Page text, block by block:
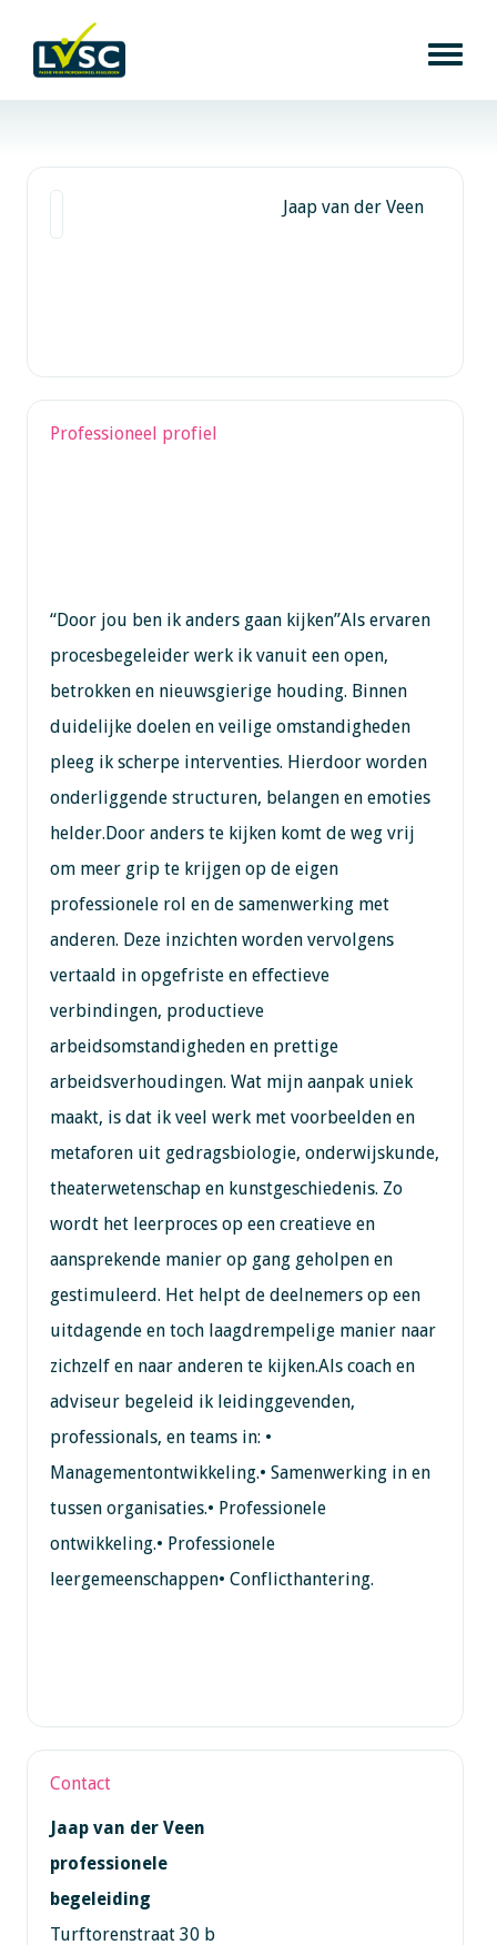
Jaap van der Veen
Professioneel profiel
“Door jou ben ik anders gaan kijken”Als ervaren
procesbegeleider werk ik vanuit een open,
betrokken en nieuwsgierige houding. Binnen
duidelijke doelen en veilige omstandigheden
pleeg ik scherpe interventies. Hierdoor worden
onderliggende structuren, belangen en emoties
helder.Door anders te kijken komt de weg vrij
om meer grip te krijgen op de eigen
professionele rol en de samenwerking met
anderen. Deze inzichten worden vervolgens
vertaald in opgefriste en effectieve
verbindingen, productieve
arbeidsomstandigheden en prettige
arbeidsverhoudingen. Wat mijn aanpak uniek
maakt, is dat ik veel werk met voorbeelden en
metaforen uit gedragsbiologie, onderwijskunde,
theaterwetenschap en kunstgeschiedenis. Zo
wordt het leerproces op een creatieve en
aansprekende manier op gang geholpen en
gestimuleerd. Het helpt de deelnemers op een
uitdagende en toch laagdrempelige manier naar
zichzelf en naar anderen te kijken.Als coach en
adviseur begeleid ik leidinggevenden,
professionals, en teams in: •
Managementontwikkeling.• Samenwerking in en
tussen organisaties.• Professionele
ontwikkeling.• Professionele
leergemeenschappen• Conflicthantering.
Contact
Jaap van der Veen
professionele
begeleiding
Turftorenstraat 30 b